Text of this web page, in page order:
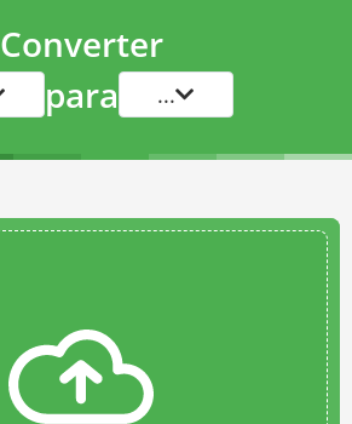
Converter
para ...